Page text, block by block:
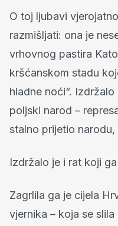
O toj ljubavi
razmišljati: ona je
vrhovnog pastira
kršćanskom stadu
hladne noći“.
poljski narod –
stalno prijetio
Izdržalo je i rat koji
Zagrlila ga je cijela
vjernika – koja se